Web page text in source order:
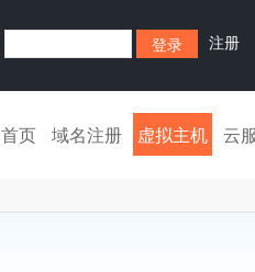
注册
首页 域名注册 虚拟主机 云